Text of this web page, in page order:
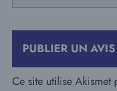
Ce site utilise